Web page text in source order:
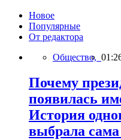
Новое
Популярные
От редактора
Общество,
Почему
появилась
История
выбрала